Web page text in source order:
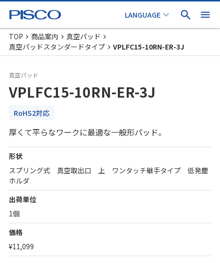
TOP 商品案内
真空パッド
真空パッドスタンダードタイプ
VPLFC15-10RN-ER-3J
真空パッド
VPLFC15-10RN-ER-3J
RoHS2対応
厚くて平らなワークに最適な一般形パッド。
形状
スプリング式 真空取出口 上 ワンタッチ継手タイプ 低発塵
ホルダ
出荷単位
1個
価格
¥11,099